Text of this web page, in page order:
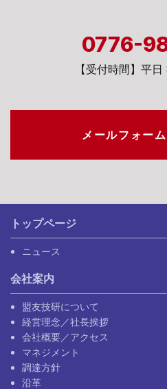
0776-
【受付時間】平
メールフォー
トップページ
ニュース
会社案内
盟友技研について
経営理念／社長挨拶
会社概要／アクセス
マネジメント
調達方針
沿革